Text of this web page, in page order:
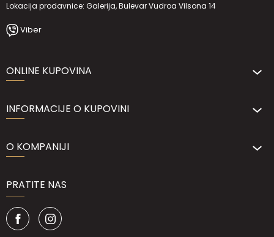
Lokacija prodavnice: Galerija, Bulevar Vudroa Vilsona 14
Viber
ONLINE KUPOVINA
INFORMACIJE O KUPOVINI
O KOMPANIJI
PRATITE NAS